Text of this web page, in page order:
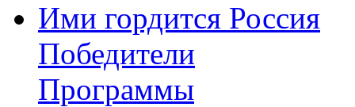
Ими гордится Россия
Победители
Программы